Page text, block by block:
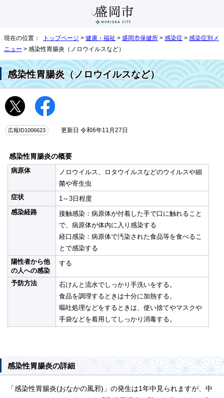
現在の位置： トップページ > 健康・福祉 > 盛岡市保健所 > 感染症 > 感染症別メ
ニュー > 感染性胃腸炎（ノロウイルスなど）
感染性胃腸炎（ノロウイルスなど）
広報ID1006623 更新日 令和6年11月27日
感染性胃腸炎の概要
病原体
ノロウイルス、ロタウイルスなどのウイルスや細
菌や寄生虫
症状
1～3日程度
感染経路
接触感染：病原体が付着した手で口に触れること
で、病原体が体内に入り感染する
経口感染：病原体で汚染された食品等を食べるこ
とで感染する
陽性者から他
の人への感染
する
予防方法
石けんと流水でしっかり手洗いをする。
食品を調理するときは十分に加熱する。
嘔吐処理などをするときは、使い捨てやマスクや
手袋などを着用してしっかり消毒する。
感染性胃腸炎の詳細
「感染性胃腸炎(おなかの風邪)」の発生は1年中見られますが、中